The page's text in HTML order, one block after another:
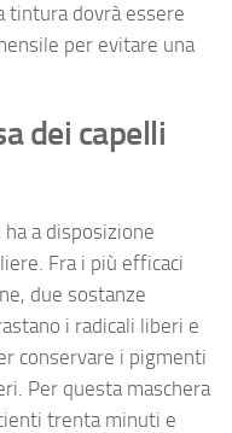
tintura dovrà essere
per evitare una
dei capelli
ha a disposizione
Fra i più efficaci
due sostanze
i radicali liberi e
conservare i pigmenti
Per questa maschera
trenta minuti e